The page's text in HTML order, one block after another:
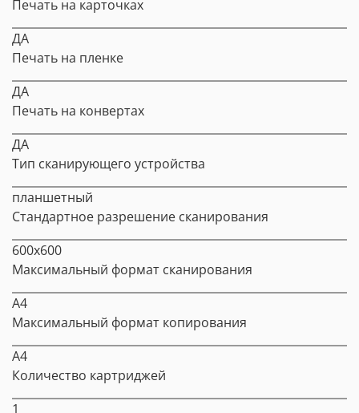
Печать на карточках
ДА
Печать на пленке
ДА
Печать на конвертах
ДА
Тип сканирующего устройства
планшетный
Стандартное разрешение сканирования
600x600
Максимальный формат сканирования
A4
Максимальный формат копирования
A4
Количество картриджей
1